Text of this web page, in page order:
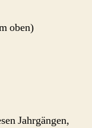
oben)
Jahrgängen,